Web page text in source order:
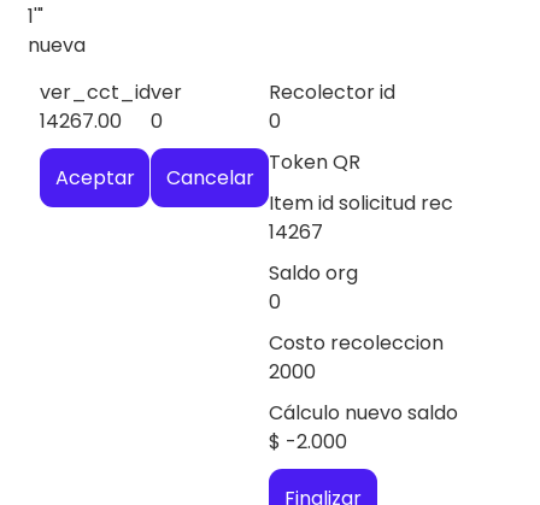
1'"
nueva
ver_cct_id
14267.00
Aceptar
ver
0
Cancelar
Recolector id
0
Token QR
Item id solicitud rec
14267
Saldo org
0
Costo recoleccion
2000
Cálculo nuevo saldo
$ -2.000
Finalizar